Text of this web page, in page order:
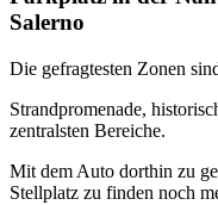
Salerno
Die gefragtesten Zonen
Strandpromenade,
zentralsten Bereiche.
Mit dem Auto dorthin zu
Stellplatz zu finden noch